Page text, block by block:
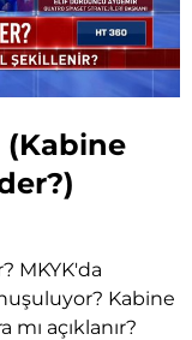
(Kabine
MKYK'da
Kabine
açıklanır?